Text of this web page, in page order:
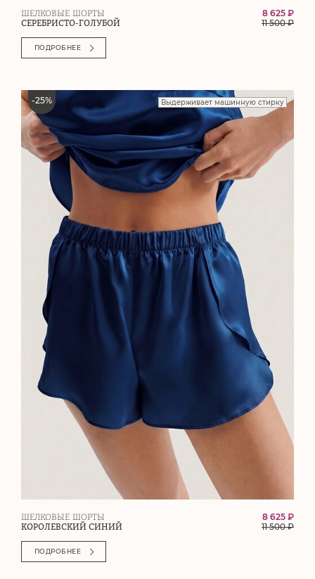
ШЕЛКОВЫЕ ШОРТЫ
СЕРЕБРИСТО-ГОЛУБОЙ
8 625 ₽
11 500₽
ПОДРОБНЕЕ
-25% Выдерживает машинную стирку
ШЕЛКОВЫЕ ШОРТЫ
КОРОЛЕВСКИЙ СИНИЙ
8 625 ₽
11 500₽
ПОДРОБНЕЕ